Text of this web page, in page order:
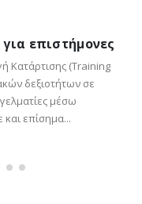
επιστήμονες
Κατάρτισης (Training
δεξιοτήτων σε
μέσω
επίσημα...